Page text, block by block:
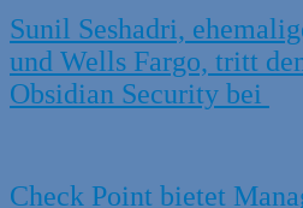
Sunil Seshadri,
und Wells Fargo, tritt
Obsidian Security bei
Check Point bietet